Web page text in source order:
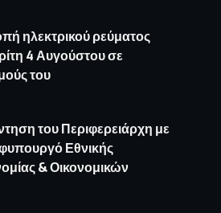
ηλεκτρικού ρεύματος
4 Αυγούστου σε
του
του Περιφερειάρχη με
Εθνικής
& Οικονομικών